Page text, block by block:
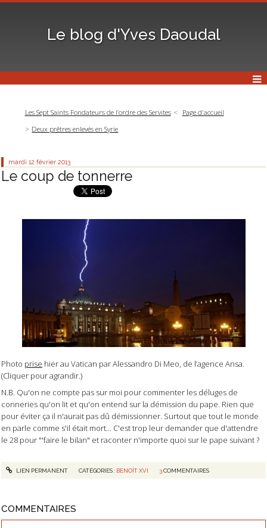
Le blog d'Yves Daoudal
Les Sept Saints Fondateurs de l’ordre des Servites
Page d'accueil
Deux prêtres enlevés en Syrie
mardi 12 février 2013
Le coup de tonnerre
Photo prise hier au Vatican par Alessandro Di Meo, de l’agence Ansa.
(Cliquer pour agrandir.)
N.B. Qu'on ne compte pas sur moi pour commenter les déluges de
conneries qu'on lit et qu'on entend sur la démission du pape. Rien que
pour éviter ça il n'aurait pas dû démissionner. Surtout que tout le monde
en parle comme s'il était mort... C'est trop leur demander que d'attendre
le 28 pour "'faire le bilan" et raconter n'importe quoi sur le pape suivant ?
LIEN PERMANENT CATÉGORIES : BENOÎT XVI 3COMMENTAIRES
COMMENTAIRES